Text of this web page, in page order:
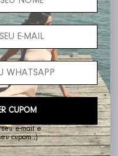
seu e-mail e
cupom ;)
CUPOM